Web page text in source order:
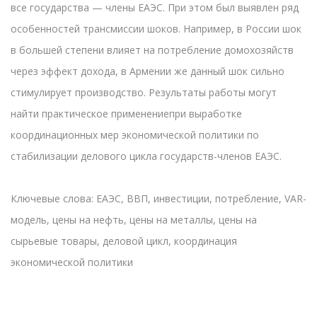
все государства — члены ЕАЭС. При этом был выявлен ряд
особенностей трансмиссии шоков. Например, в России шок
в большей степени влияет на потребление домохозяйств
через эффект дохода, в Армении же данный шок сильно
стимулирует производство. Результаты работы могут
найти практическое применениепри выработке
координационных мер экономической политики по
стабилизации делового цикла государств-членов ЕАЭС.
Ключевые слова: ЕАЭС, ВВП, инвестиции, потребление, VAR-
модель, цены на нефть, цены на металлы, цены на
сырьевые товары, деловой цикл, координация
экономической политики